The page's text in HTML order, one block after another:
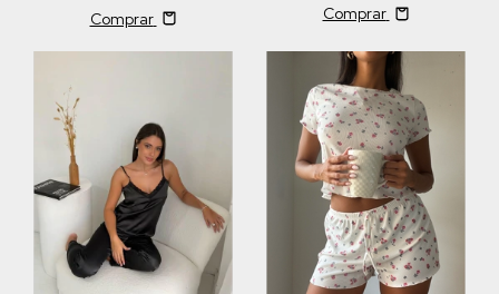
Comprar Comprar